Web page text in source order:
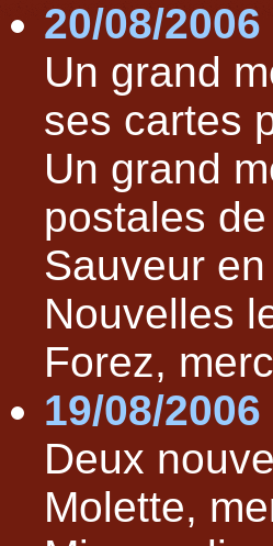
20/08/2006
Un grand
ses cartes
Un grand
postales
Sauveur
Nouvelles
Forez,
19/08/2006
Deux
Molette,